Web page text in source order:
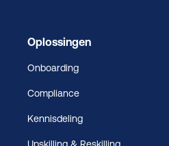
Oplossingen
Onboarding
Compliance
Kennisdeling